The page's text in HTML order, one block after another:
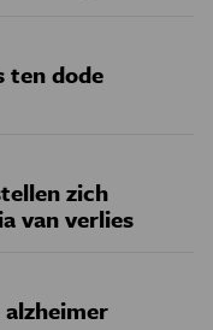
ten dode
zich
van verlies